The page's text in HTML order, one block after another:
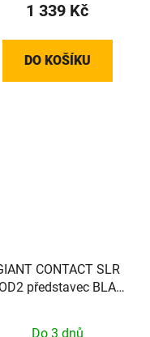
1 339 Kč
DO KOŠÍKU
CONTACT SLR
OD2 představec BLA
Do 3 dnů